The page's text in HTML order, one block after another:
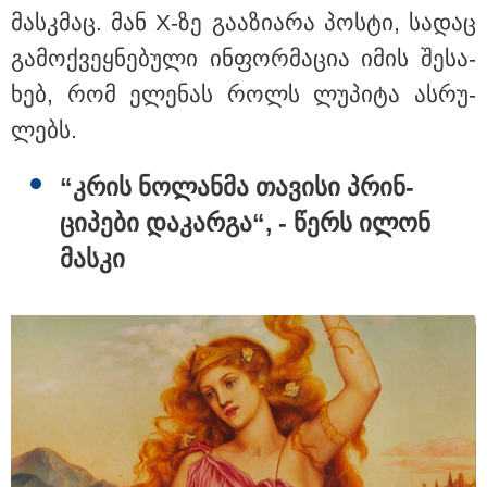
17:13 / 08-08-2026
"დასავლეთმა საქართველო ჩვენ წინააღმდეგ
გამოიყენა" - დიმიტრი მედვედევი
21:17 / 08-08-2026
აშშ-მა საქართველოში
დაფუძნებული კრიპტოკომპანია
დაასანქცირა
მასკმაც. მან X-ზე გა­ა­ზი­ა­რა პოს­ტი, სა­დაც
გა­მოქ­ვეყ­ნე­ბუ­ლი ინ­ფორ­მა­ცია იმის შე­სა­
ხებ, რომ ელე­ნას როლს ლუ­პი­ტა ას­რუ­
ლებს.
“კრის ნო­ლან­მა თა­ვი­სი პრინ­
ცი­პე­ბი და­კარ­გა“, - წერს ილონ
მას­კი